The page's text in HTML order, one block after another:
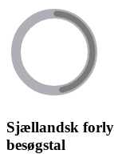
Sjællandsk
besøgstal